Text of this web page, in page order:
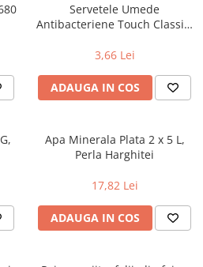
baza
Servetele Umede
Antibacteriene Touch Classic,
3,66 Lei
ADAUGA IN COS
Apa Minerala Plata 2 x 5 L,
Perla Harghitei
17,82 Lei
ADAUGA IN COS